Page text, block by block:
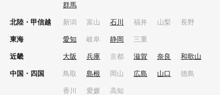
群馬
北陸・甲信越 新潟 富山 石川 福井 山梨 長野
東海 愛知 岐阜 静岡 三重
近畿 大阪 兵庫 京都 滋賀 奈良 和歌山
中国・四国 鳥取 島根 岡山 広島 山口 徳島
香川 愛媛 高知